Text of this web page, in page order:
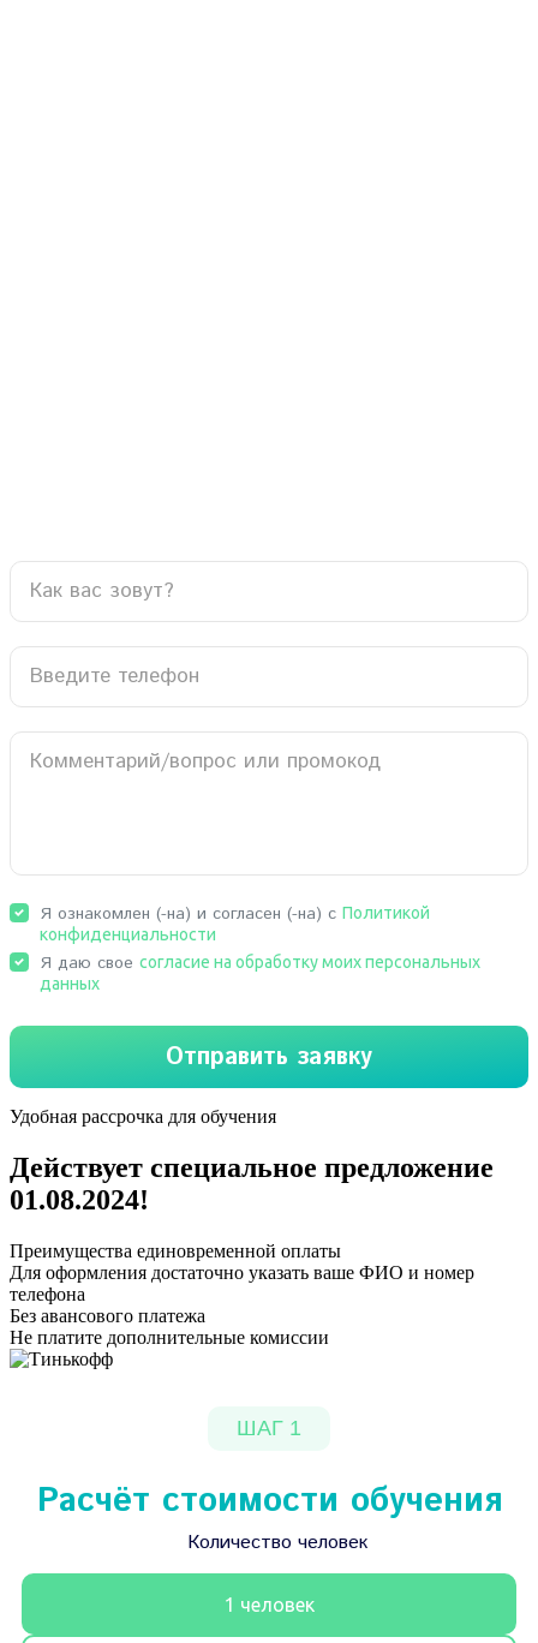
Удобная рассрочка для обучения
Действует специальное предложение
01.08.2024!
Преимущества единовременной оплаты
Для оформления достаточно указать ваше ФИО и номер
телефона
Без авансового платежа
Не платите дополнительные комиссии